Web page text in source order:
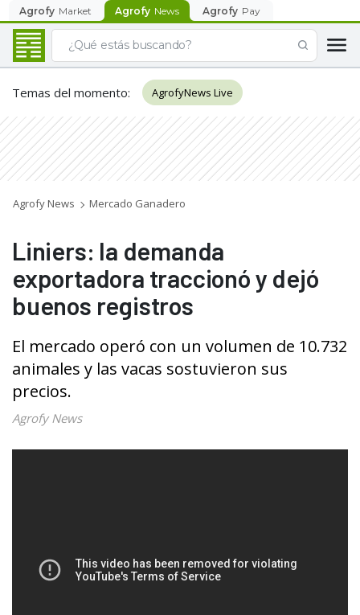
Agrofy Market Agrofy News Agrofy Pay
Temas del momento: AgrofyNews Live
Agrofy News Mercado Ganadero
Liniers: la demanda
exportadora traccionó y dejó
buenos registros
El mercado operó con un volumen de 10.732
animales y las vacas sostuvieron sus
precios.
Agrofy News